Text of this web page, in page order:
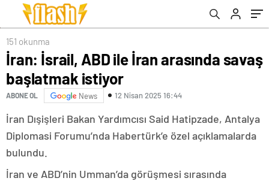
151 okunma
İran: İsrail, ABD ile İran arasında savaş
başlatmak istiyor
ABONE OL News 12 Nisan 2025 16:44
İran Dışişleri Bakan Yardımcısı Said Hatipzade, Antalya
Diplomasi Forumu’nda Habertürk’e özel açıklamalarda
bulundu.
İran ve ABD’nin Umman’da görüşmesi sırasında